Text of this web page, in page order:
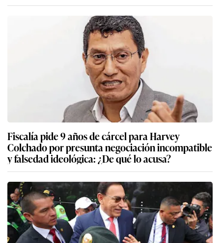
Fiscalía pide 9 años de cárcel para Harvey
Colchado por presunta negociación incompatible
y falsedad ideológica: ¿De qué lo acusa?